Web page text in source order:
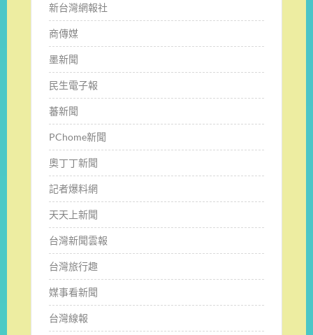
新台灣網報社
商傳媒
墨新聞
民生電子報
蕃新聞
PChome新聞
奧丁丁新聞
記者爆料網
天天上新聞
台灣新聞雲報
台灣旅行趣
媒事看新聞
台灣線報